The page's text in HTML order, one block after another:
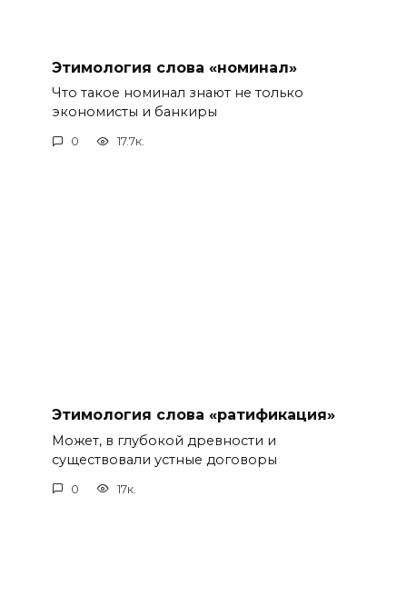
Этимология слова «номинал»
Что такое номинал знают не только
экономисты и банкиры
0 17.7к.
Этимология слова «ратификация»
Может, в глубокой древности и
существовали устные договоры
0 17к.